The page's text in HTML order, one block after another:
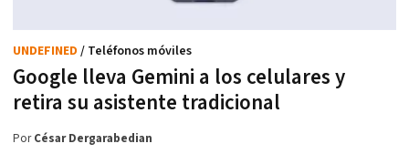
Google lleva Gemini a los celulares y
retira su asistente tradicional
UNDEFINED / Teléfonos móviles
PorCésar Dergarabedian